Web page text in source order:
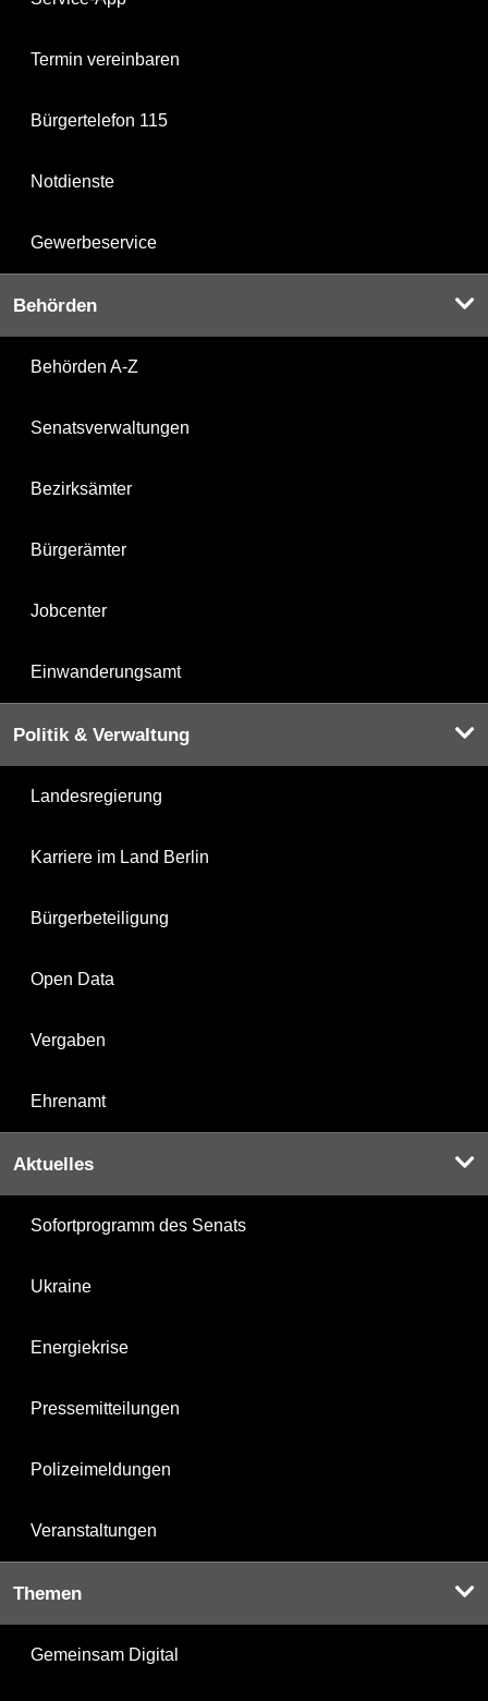
Termin vereinbaren
Bürgertelefon 115
Notdienste
Gewerbeservice
Behörden
Behörden A-Z
Senatsverwaltungen
Bezirksämter
Bürgerämter
Jobcenter
Einwanderungsamt
Politik & Verwaltung
Landesregierung
Karriere im Land Berlin
Bürgerbeteiligung
Open Data
Vergaben
Ehrenamt
Aktuelles
Sofortprogramm des Senats
Ukraine
Energiekrise
Pressemitteilungen
Polizeimeldungen
Veranstaltungen
Themen
Gemeinsam Digital